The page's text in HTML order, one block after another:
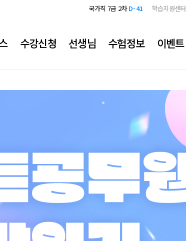
학습지원센터
국가직 7급 2차D-41
지방직 7급
수강신청 선생님 수험정보 이벤트